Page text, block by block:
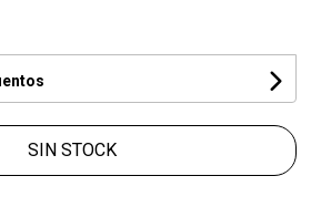
SIN STOCK